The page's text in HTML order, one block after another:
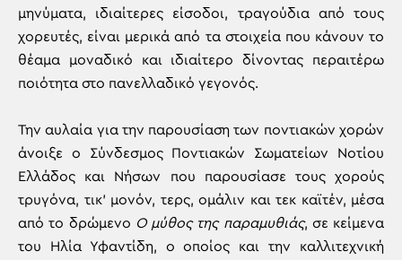
μηνύματα, ιδιαίτερες είσοδοι, τραγούδια από τους
χορευτές, είναι μερικά από τα στοιχεία που κάνουν το
θέαμα μοναδικό και ιδιαίτερο δίνοντας περαιτέρω
ποιότητα στο πανελλαδικό γεγονός.
Την αυλαία για την παρουσίαση των ποντιακών χορών
άνοιξε ο Σύνδεσμος Ποντιακών Σωματείων Νοτίου
Ελλάδος και Νήσων που παρουσίασε τους χορούς
τρυγόνα, τικ’ μονόν, τερς, ομάλιν και τεκ καϊτέν, μέσα
από το δρώμενο Ο μύθος της παραμυθιάς, σε κείμενα
του Ηλία Υφαντίδη, ο οποίος και την καλλιτεχνική